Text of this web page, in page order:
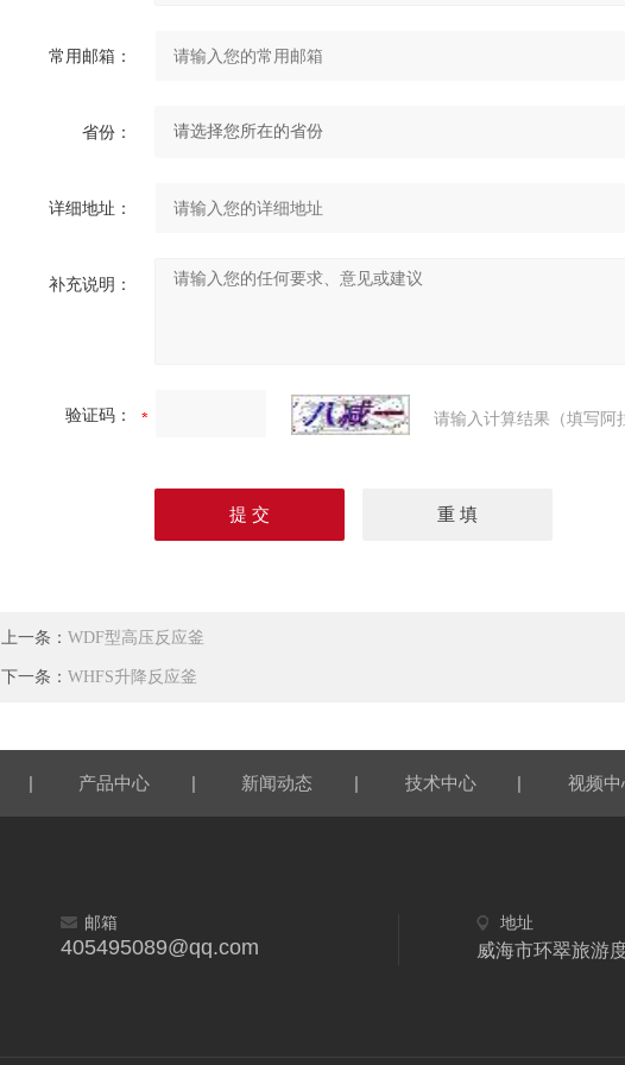
常用邮箱：
省份：
详细地址：
补充说明：
验证码： 请输入计算结果（填写阿
上一条：WDF型高压反应釜
下一条：WHFS升降反应釜
| 产品中心 | 新闻动态 | 技术中心 | 视频中
邮箱
405495089@qq.com
地址
威海市环翠旅游